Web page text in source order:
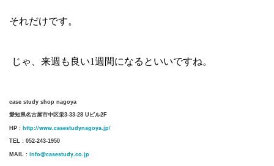
それだけです。
じゃ、来週も良い1週間になるといいですね。
case study shop nagoya
愛知県名古屋市中区栄3-33-28 Uビル2F
HP : http://www.casestudynagoya.jp/
TEL : 052-243-1950
MAIL : info@casestudy.co.jp